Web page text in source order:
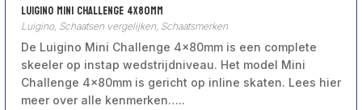
Luigino Mini Challenge 4x80mm
Luigino, Schaatsen vergelijken, Schaatsmerken
De Luigino Mini Challenge 4x80mm is een complete
skeeler op instap wedstrijdniveau. Het model Mini
Challenge 4x80mm is gericht op inline skaten. Lees hier
meer over alle kenmerken…..